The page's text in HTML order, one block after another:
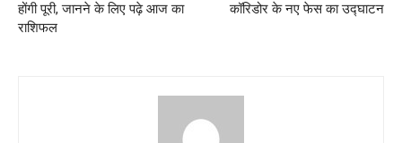
होंगी पूरी, जानने के लिए पढ़े आज का
राशिफल
कॉरिडोर के नए फेस का उद्घाटन